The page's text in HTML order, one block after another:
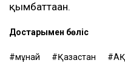
қымбаттаған.
Достарыңмен бөліс
мұнай Қазақстан